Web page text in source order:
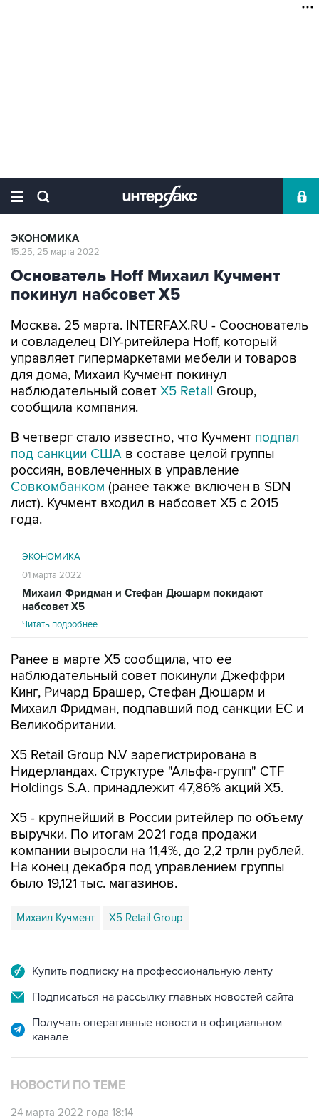
ЭКОНОМИКА
15:25, 25 марта 2022
Основатель Hoff Михаил Кучмент
покинул набсовет Х5
Москва. 25 марта. INTERFAX.RU - Сооснователь
и совладелец DIY-ритейлера Hoff, который
управляет гипермаркетами мебели и товаров
для дома, Михаил Кучмент покинул
наблюдательный совет X5 Retail Group,
сообщила компания.
В четверг стало известно, что Кучмент подпал
под санкции США в составе целой группы
россиян, вовлеченных в управление
Совкомбанком (ранее также включен в SDN
лист). Кучмент входил в набсовет Х5 с 2015
года.
ЭКОНОМИКА
01 марта 2022
Михаил Фридман и Стефан Дюшарм покидают
набсовет Х5
Читать подробнее
Ранее в марте Х5 сообщила, что ее
наблюдательный совет покинули Джеффри
Кинг, Ричард Брашер, Стефан Дюшарм и
Михаил Фридман, подпавший под санкции ЕС и
Великобритании.
X5 Retail Group N.V зарегистрирована в
Нидерландах. Структуре "Альфа-групп" CTF
Holdings S.A. принадлежит 47,86% акций Х5.
Х5 - крупнейший в России ритейлер по объему
выручки. По итогам 2021 года продажи
компании выросли на 11,4%, до 2,2 трлн рублей.
На конец декабря под управлением группы
было 19,121 тыс. магазинов.
Михаил Кучмент X5 Retail Group
Купить подписку на профессиональную ленту
Подписаться на рассылку главных новостей сайта
Получать оперативные новости в официальном
канале
НОВОСТИ ПО ТЕМЕ
24 марта 2022 года 18:14